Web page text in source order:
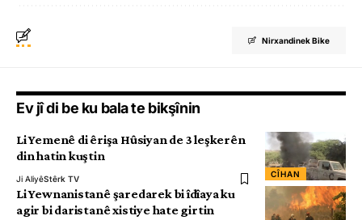
Nirxandinek Bike
Ev jî di be ku bala te bikşînin
CÎHAN
Li Yemenê di êrişa Hûsiyan de 3 leşkerên
din hatin kuştin
Ji AliyêStêrk TV
Li Yewnanistanê şaredarek bi îdîaya ku
agir bi daristanê xistiye hate girtin